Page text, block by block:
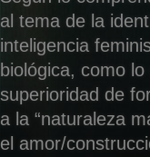
al tema de la
inteligencia
biológica, como
superioridad de
a la “naturaleza
el amor/